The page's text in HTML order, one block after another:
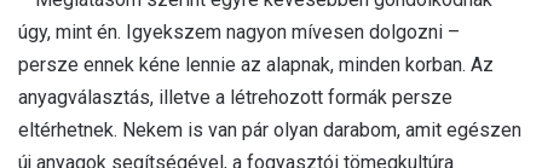
úgy, mint én. Igyekszem nagyon mívesen dolgozni –
persze ennek kéne lennie az alapnak, minden korban. Az
anyagválasztás, illetve a létrehozott formák persze
eltérhetnek. Nekem is van pár olyan darabom, amit egészen
új anyagok segítségével, a fogyasztói tömegkultúra